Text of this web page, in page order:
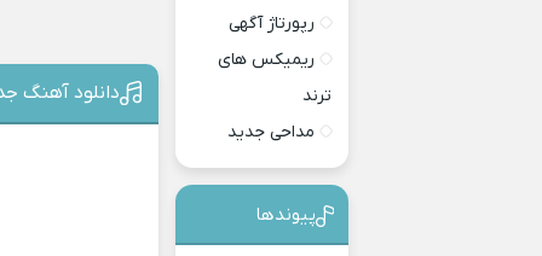
دانلود آهنگ
رپورتاژ آگهی
ریمیکس های
ترند
مداحی جدید
پیوندها